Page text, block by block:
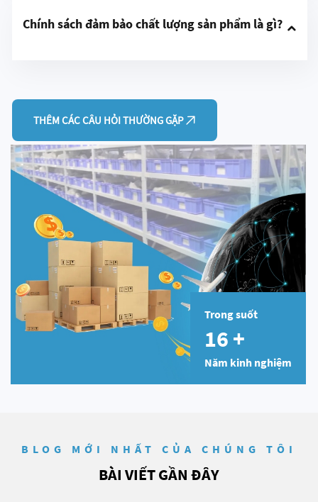
Chính sách đảm bảo chất lượng sản phẩm là gì?
THÊM CÁC CÂU HỎI THƯỜNG GẶP
Trong suốt
16 +
Năm kinh nghiệm
BLOG MỚI NHẤT CỦA CHÚNG TÔI
BÀI VIẾT GẦN ĐÂY